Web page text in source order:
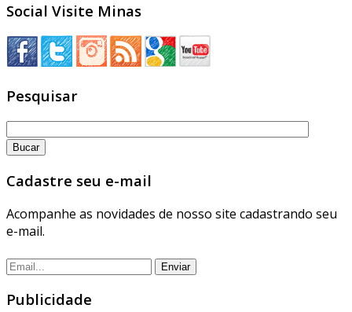
Social Visite Minas
Pesquisar
Cadastre seu e-mail
Acompanhe as novidades de nosso site cadastrando seu
e-mail.
Publicidade